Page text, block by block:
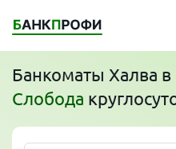
Банкоматы Халва в
Слобода